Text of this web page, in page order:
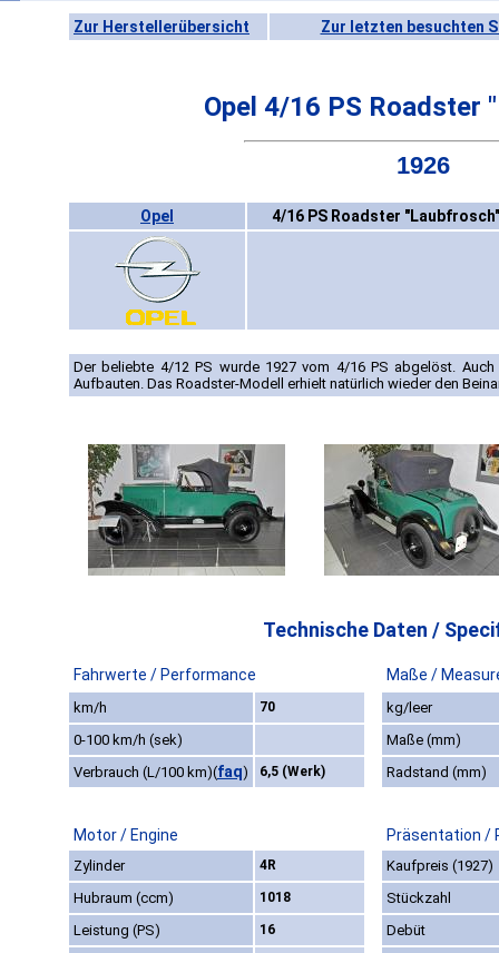
Zur Herstellerübersicht Zur letzten besuchten
Opel 4/16 PS Roadster
1926
Opel 4/16 PS Roadster
Der beliebte 4/12 PS wurde 1927 vom 4/16 PS abgelöst.
Aufbauten. Das Roadster-Modell erhielt natürlich wieder den
Technische Daten /
Fahrwerte / Performance Maße /
km/h 70
kg/leer
0-100 km/h (sek)
Maße (mm)
Verbrauch (L/100 km)(faq) 6,5 (Werk) Radstand (mm)
Motor / Engine Präsentation /
Zylinder 4R
Kaufpreis (1927)
Hubraum (ccm)
1018
Stückzahl
Leistung (PS)
16
Debüt